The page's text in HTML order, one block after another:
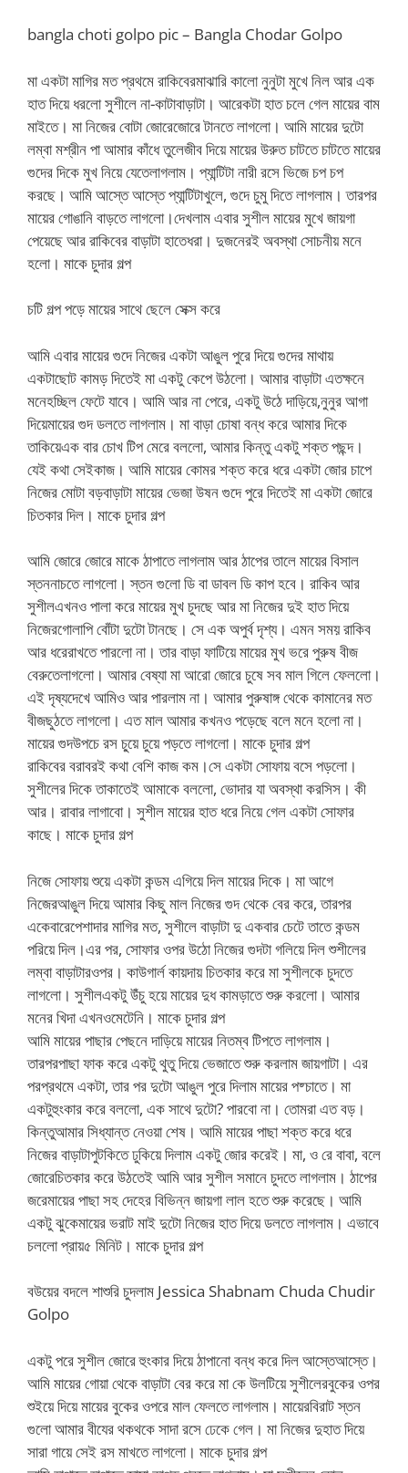
bangla choti golpo pic – Bangla Chodar Golpo
মা একটা মাগির মত প্রথমে রাকিবেরমাঝারি কালো নুনুটা মুখে নিল আর এক
হাত দিয়ে ধরলো সুশীলে না-কাটাবাড়াটা। আরেকটা হাত চলে গেল মায়ের বাম
মাইতে। মা নিজের বোটা জোরেজোরে টানতে লাগলো। আমি মায়ের দুটো
লম্বা মশ্রীন পা আমার কাঁধে তুলেজীব দিয়ে মায়ের উরুত চাটতে চাটতে মায়ের
গুদের দিকে মুখ নিয়ে যেতেলাগলাম। প্যান্টিটা নারী রসে ভিজে চপ চপ
করছে। আমি আস্তে আস্তে প্যান্টিটাখুলে, গুদে চুমু দিতে লাগলাম। তারপর
মায়ের গোঙানি বাড়তে লাগলো।দেখলাম এবার সুশীল মায়ের মুখে জায়গা
পেয়েছে আর রাকিবের বাড়াটা হাতেধরা। দুজনেরই অবস্থা সোচনীয় মনে
হলো। মাকে চুদার গল্প
চটি গল্প পড়ে মায়ের সাথে ছেলে সেক্স করে
আমি এবার মায়ের গুদে নিজের একটা আঙুল পুরে দিয়ে গুদের মাথায়
একটাছোট কামড় দিতেই মা একটু কেপে উঠলো। আমার বাড়াটা এতক্ষনে
মনেহচ্ছিল ফেটে যাবে। আমি আর না পেরে, একটু উঠে দাড়িয়ে,নুনুর আগা
দিয়েমায়ের গুদ ডলতে লাগলাম। মা বাড়া চোষা বন্ধ করে আমার দিকে
তাকিয়েএক বার চোখ টিপ মেরে বললো, আমার কিন্তু একটু শক্ত পছন্দ।
যেই কথা সেইকাজ। আমি মায়ের কোমর শক্ত করে ধরে একটা জোর চাপে
নিজের মোটা বড়বাড়াটা মায়ের ভেজা উষন গুদে পুরে দিতেই মা একটা জোরে
চিতকার দিল। মাকে চুদার গল্প
আমি জোরে জোরে মাকে ঠাপাতে লাগলাম আর ঠাপের তালে মায়ের বিসাল
স্তননাচতে লাগলো। স্তন গুলো ডি বা ডাবল ডি কাপ হবে। রাকিব আর
সুশীলএখনও পালা করে মায়ের মুখ চুদছে আর মা নিজের দুই হাত দিয়ে
নিজেরগোলাপি বোঁটা দুটো টানছে। সে এক অপুর্ব দৃশ্য। এমন সময় রাকিব
আর ধরেরাখতে পারলো না। তার বাড়া ফাটিয়ে মায়ের মুখ ভরে পুরুষ বীজ
বেরুতেলাগলো। আমার বেষ্যা মা আরো জোরে চুষে সব মাল গিলে ফেললো।
এই দৃষ্যদেখে আমিও আর পারলাম না। আমার পুরুষাঙ্গ থেকে কামানের মত
বীজছুঠতে লাগলো। এত মাল আমার কখনও পড়েছে বলে মনে হলো না।
মায়ের গুদউপচে রস চু্য়ে চুয়ে পড়তে লাগলো। মাকে চুদার গল্প
রাকিবের বরাবরই কথা বেশি কাজ কম।সে একটা সোফায় বসে পড়লো।
সুশীলের দিকে তাকাতেই আমাকে বললো, ভোদার যা অবস্থা করসিস। কী
আর। রাবার লাগাবো। সুশীল মায়ের হাত ধরে নিয়ে গেল একটা সোফার
কাছে। মাকে চুদার গল্প
নিজে সোফায় শুয়ে একটা কন্ডম এগিয়ে দিল মায়ের দিকে। মা আগে
নিজেরআঙুল দিয়ে আমার কিছু মাল নিজের গুদ থেকে বের করে, তারপর
একেবারেপেশাদার মাগির মত, সুশীলে বাড়াটা দু একবার চেটে তাতে কন্ডম
পরিয়ে দিল।এর পর, সোফার ওপর উঠো নিজের গুদটা গলিয়ে দিল শুশীলের
লম্বা বাড়াটারওপর। কাউগার্ল কায়দায় চিতকার করে মা সুশীলকে চুদতে
লাগলো। সুশীলএকটু উঁচু হয়ে মায়ের দুধ কামড়াতে শুরু করলো। আমার
মনের খিদা এখনওমেটেনি। মাকে চুদার গল্প
আমি মায়ের পাছার পেছনে দাড়িয়ে মায়ের নিতম্ব টিপতে লাগলাম।
তারপরপাছা ফাক করে একটু থুতু দিয়ে ভেজাতে শুরু করলাম জায়গাটা। এর
পরপ্রথমে একটা, তার পর দুটো আঙুল পুরে দিলাম মায়ের পষ্চাতে। মা
একটুহুংকার করে বললো, এক সাথে দুটো? পারবো না। তোমরা এত বড়।
কিন্তুআমার সিধ্যান্ত নেওয়া শেষ। আমি মায়ের পাছা শক্ত করে ধরে
নিজের বাড়াটাপুটকিতে ঢুকিয়ে দিলাম একটু জোর করেই। মা, ও রে বাবা, বলে
জোরেচিতকার করে উঠতেই আমি আর সুশীল সমানে চুদতে লাগলাম। ঠাপের
জরেমায়ের পাছা সহ দেহের বিভিন্ন জায়গা লাল হতে শুরু করেছে। আমি
একটু ঝুকেমায়ের ভরাট মাই দুটো নিজের হাত দিয়ে ডলতে লাগলাম। এভাবে
চললো প্রায়৫ মিনিট। মাকে চুদার গল্প
বউয়ের বদলে শাশুরি চুদলাম Jessica Shabnam Chuda Chudir
Golpo
একটু পরে সুশীল জোরে হুংকার দিয়ে ঠাপানো বন্ধ করে দিল আস্তেআস্তে।
আমি মায়ের গোয়া থেকে বাড়াটা বের করে মা কে উলটিয়ে সুশীলেরবুকের ওপর
শুইয়ে দিয়ে মায়ের বুকের ওপরে মাল ফেলতে লাগলাম। মায়েরবিরাট স্তন
গুলো আমার বীযের থকথকে সাদা রসে ঢেকে গেল। মা নিজের দুহাত দিয়ে
সারা গায়ে সেই রস মাখতে লাগলো। মাকে চুদার গল্প